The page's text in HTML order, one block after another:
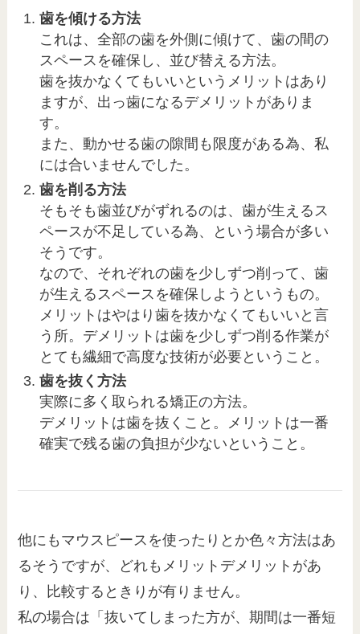
歯を傾ける方法
これは、全部の歯を外側に傾けて、歯の間の
スペースを確保し、並び替える方法。
歯を抜かなくてもいいというメリットはあり
ますが、出っ歯になるデメリットがありま
す。
また、動かせる歯の隙間も限度がある為、私
には合いませんでした。
歯を削る方法
そもそも歯並びがずれるのは、歯が生えるス
ペースが不足している為、という場合が多い
そうです。
なので、それぞれの歯を少しずつ削って、歯
が生えるスペースを確保しようというもの。
メリットはやはり歯を抜かなくてもいいと言
う所。デメリットは歯を少しずつ削る作業が
とても繊細で高度な技術が必要ということ。
歯を抜く方法
実際に多く取られる矯正の方法。
デメリットは歯を抜くこと。メリットは一番
確実で残る歯の負担が少ないということ。
他にもマウスピースを使ったりとか色々方法はあ
るそうですが、どれもメリットデメリットがあ
り、比較するときりが有りません。
私の場合は「抜いてしまった方が、期間は一番短